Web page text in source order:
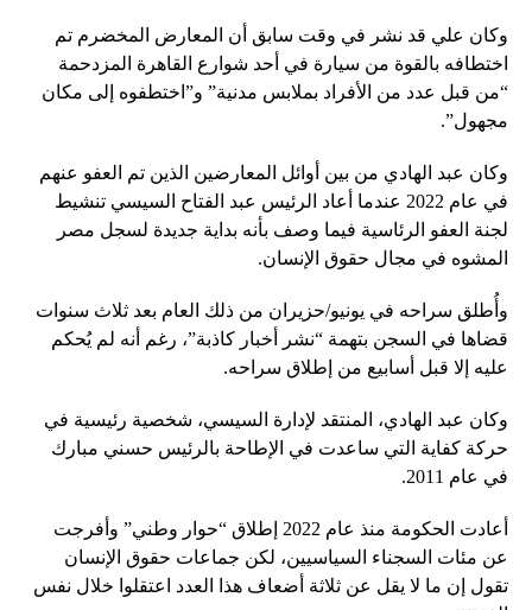
وكان علي قد نشر في وقت سابق أن المعارض المخضرم تم
اختطافه بالقوة من سيارة في أحد شوارع القاهرة المزدحمة
“من قبل عدد من الأفراد بملابس مدنية” و”اختطفوه إلى مكان
مجهول”.
وكان عبد الهادي من بين أوائل المعارضين الذين تم العفو عنهم
في عام 2022 عندما أعاد الرئيس عبد الفتاح السيسي تنشيط
لجنة العفو الرئاسية فيما وصف بأنه بداية جديدة لسجل مصر
المشوه في مجال حقوق الإنسان.
وأُطلق سراحه في يونيو/حزيران من ذلك العام بعد ثلاث سنوات
قضاها في السجن بتهمة “نشر أخبار كاذبة”، رغم أنه لم يُحكم
عليه إلا قبل أسابيع من إطلاق سراحه.
وكان عبد الهادي، المنتقد لإدارة السيسي، شخصية رئيسية في
حركة كفاية التي ساعدت في الإطاحة بالرئيس حسني مبارك
في عام 2011.
أعادت الحكومة منذ عام 2022 إطلاق “حوار وطني” وأفرجت
عن مئات السجناء السياسيين، لكن جماعات حقوق الإنسان
تقول إن ما لا يقل عن ثلاثة أضعاف هذا العدد اعتقلوا خلال نفس